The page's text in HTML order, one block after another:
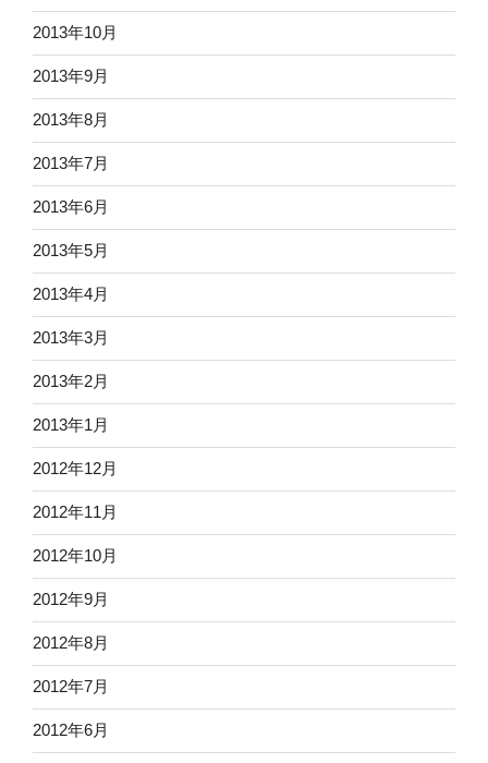
2013年10月
2013年9月
2013年8月
2013年7月
2013年6月
2013年5月
2013年4月
2013年3月
2013年2月
2013年1月
2012年12月
2012年11月
2012年10月
2012年9月
2012年8月
2012年7月
2012年6月